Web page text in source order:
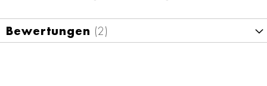
Bewertungen 2